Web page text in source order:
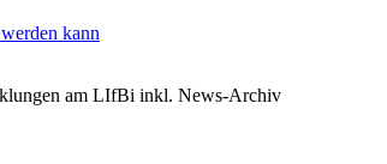
kann
am LIfBi inkl. News-Archiv